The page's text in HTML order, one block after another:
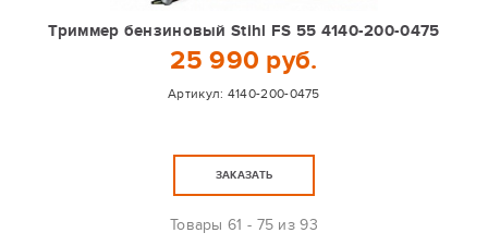
Триммер бензиновый Stihl FS 55 4140-200-0475
25 990 руб.
Артикул: 4140-200-0475
ЗАКАЗАТЬ
Товары61 - 75 из 93